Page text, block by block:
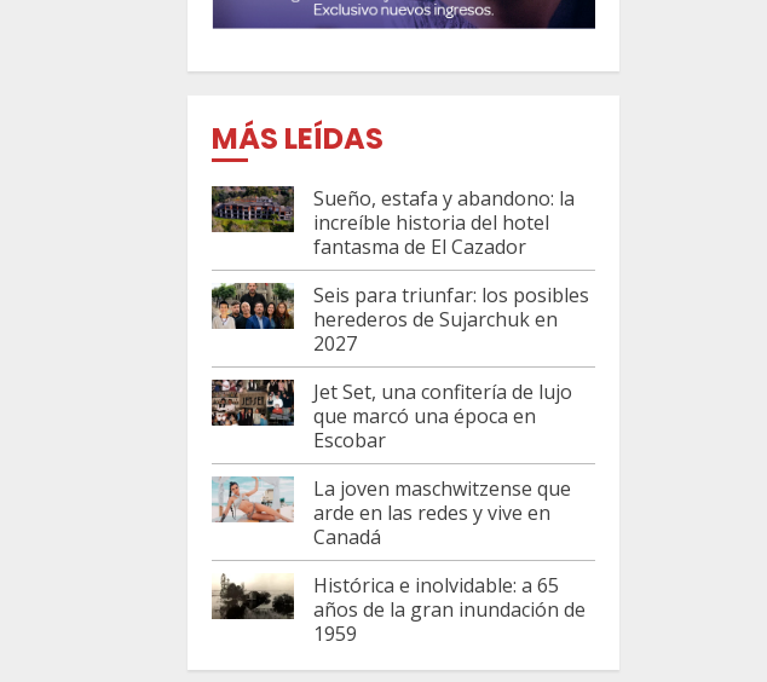
MÁS LEÍDAS
Sueño, estafa y abandono: la
increíble historia del hotel
fantasma de El Cazador
Seis para triunfar: los posibles
herederos de Sujarchuk en
2027
Jet Set, una confitería de lujo
que marcó una época en
Escobar
La joven maschwitzense que
arde en las redes y vive en
Canadá
Histórica e inolvidable: a 65
años de la gran inundación de
1959